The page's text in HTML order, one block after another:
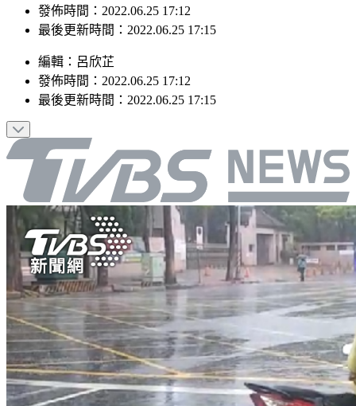
發佈時間：2022.06.25 17:12
最後更新時間：2022.06.25 17:15
編輯 ： 呂欣芷
發佈時間： 2022.06.25 17:12
最後更新時間： 2022.06.25 17:15